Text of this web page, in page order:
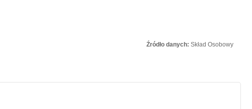
Źródło danych: Skład Osobowy